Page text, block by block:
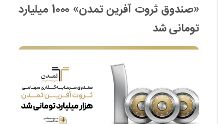
آفرین
میلیارد
«صندوق ثروت آفرین تمدن» 1000 میلیارد
تومانی شد